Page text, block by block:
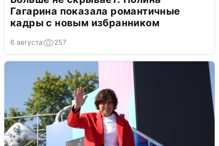
Гагарина показала романтичные
кадры с новым избранником
6 августа 257